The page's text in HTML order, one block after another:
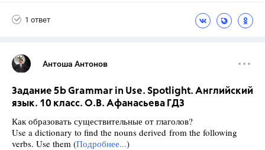
1 ответ
Антоша Антонов
Задание 5b Grammar in Use. Spotlight. Английский
язык. 10 класс. О.В. Афанасьева ГДЗ
Как образовать существительные от глаголов?
Use a dictionary to find the nouns derived from the following
verbs. Use them (Подробнее...)